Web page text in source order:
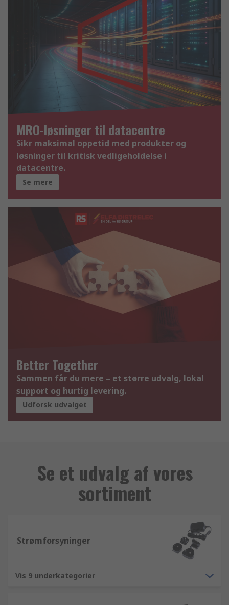
MRO-løsninger til datacentre
Sikr maksimal oppetid med produkter og
løsninger til kritisk vedligeholdelse i
datacentre.
Se mere
Better Together
Sammen får du mere – et større udvalg, lokal
support og hurtig levering.
Udforsk udvalget
Se et udvalg af vores
sortiment
Strømforsyninger
Vis 9 underkategorier